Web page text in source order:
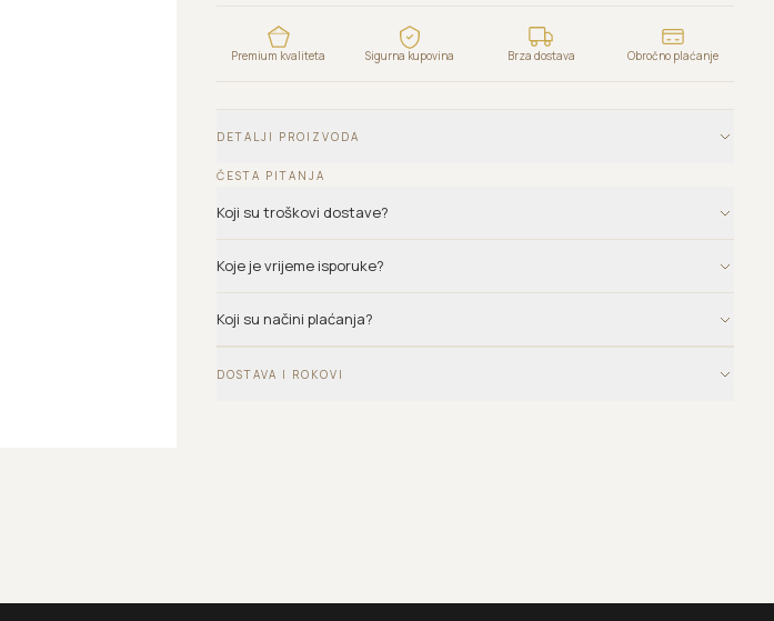
Premium kvaliteta Sigurna kupovina Brza dostava Obročno plaćanje
DETALJI PROIZVODA
ČESTA PITANJA
Koji su troškovi dostave?
Koje je vrijeme isporuke?
Koji su načini plaćanja?
DOSTAVA I ROKOVI